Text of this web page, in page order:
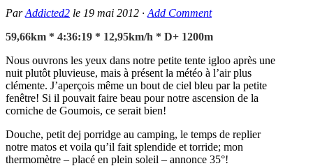
ParAddicted2 le 19 mai 2012 · Add Comment
59,66km * 4:36:19 * 12,95km/h * D+ 1200m
Nous ouvrons les yeux dans notre petite tente igloo après une
nuit plutôt pluvieuse, mais à présent la météo à l’air plus
clémente. J’aperçois même un bout de ciel bleu par la petite
fenêtre! Si il pouvait faire beau pour notre ascension de la
corniche de Goumois, ce serait bien!
Douche, petit dej porridge au camping, le temps de replier
notre matos et voila qu’il fait splendide et torride; mon
thermomètre – placé en plein soleil – annonce 35°!